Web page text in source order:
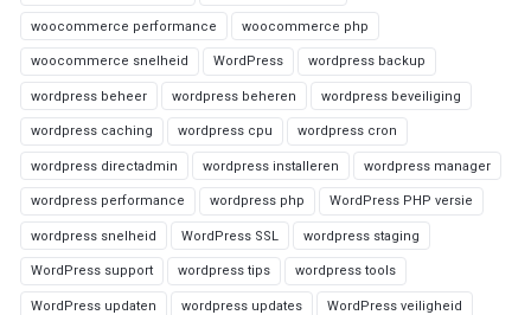
woocommerce performance woocommerce php
woocommerce snelheid WordPress wordpress backup
wordpress beheer wordpress beheren wordpress beveiliging
wordpress caching wordpress cpu wordpress cron
wordpress directadmin wordpress installeren wordpress manager
wordpress performance wordpress php WordPress PHP versie
wordpress snelheid WordPress SSL wordpress staging
WordPress support wordpress tips wordpress tools
WordPress updaten wordpress updates WordPress veiligheid